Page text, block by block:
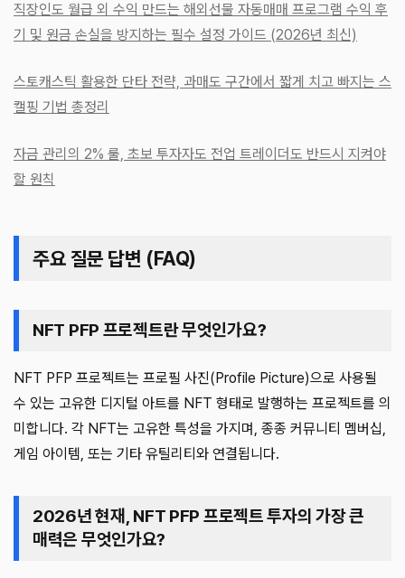
직장인도 월급 외 수익 만드는 해외선물 자동매매 프로그램 수익 후
기 및 원금 손실을 방지하는 필수 설정 가이드 (2026년 최신)
스토캐스틱 활용한 단타 전략, 과매도 구간에서 짧게 치고 빠지는 스
캘핑 기법 총정리
자금 관리의 2% 룰, 초보 투자자도 전업 트레이더도 반드시 지켜야
할 원칙
주요 질문 답변 (FAQ)
NFT PFP 프로젝트란 무엇인가요?
NFT PFP 프로젝트는 프로필 사진(Profile Picture)으로 사용될
수 있는 고유한 디지털 아트를 NFT 형태로 발행하는 프로젝트를 의
미합니다. 각 NFT는 고유한 특성을 가지며, 종종 커뮤니티 멤버십,
게임 아이템, 또는 기타 유틸리티와 연결됩니다.
2026년 현재, NFT PFP 프로젝트 투자의 가장 큰
매력은 무엇인가요?